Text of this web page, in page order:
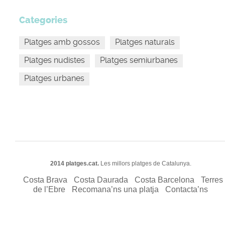
Categories
Platges amb gossos
Platges naturals
Platges nudistes
Platges semiurbanes
Platges urbanes
2014 platges.cat.Les millors platges de Catalunya.
Costa Brava Costa Daurada Costa Barcelona
Terres
de l’Ebre
Recomana’ns una platja Contacta’ns